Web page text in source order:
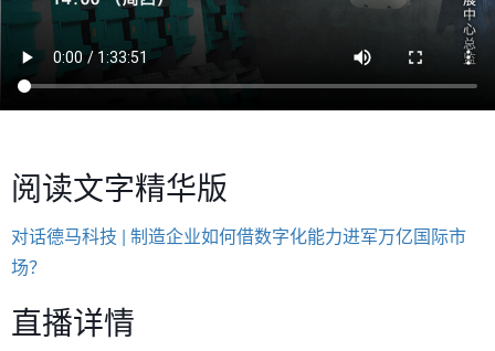
阅读文字精华版
对话德马科技 | 制造企业如何借数字化能力进军万亿国际市
场？
直播详情